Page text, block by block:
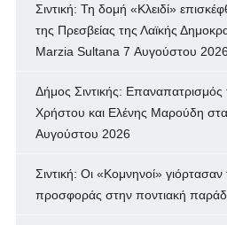
Σιντική: Τη δομή «Κλειδί»
της Πρεσβείας της Λαϊκής
Marzia Sultana 7 Αυγούστου 2026
Δήμος Σιντικής:
Χρήστου και Ελένης Μαρούδη
Αυγούστου 2026
Σιντική: Οι «Κομνηνοί»
προσφοράς στην ποντιακή